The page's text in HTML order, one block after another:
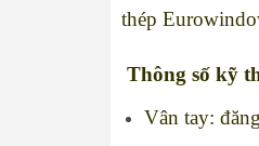
thép
Thông số kỹ
Vân tay: